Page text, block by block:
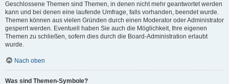
Geschlossene Themen sind Themen, in denen nicht mehr geantwortet werden
kann und bei denen eine laufende Umfrage, falls vorhanden, beendet wurde.
Themen können aus vielen Gründen durch einen Moderator oder Administrator
gesperrt werden. Eventuell haben Sie auch die Möglichkeit, Ihre eigenen
Themen zu schließen, sofern dies durch die Board-Administration erlaubt
wurde.
Nach oben
Was sind Themen-Symbole?